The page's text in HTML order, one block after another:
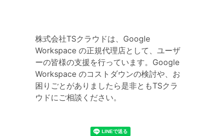
株式会社TSクラウドは、Google
Workspace の正規代理店として、ユーザ
ーの皆様の支援を行っています。Google
Workspace のコストダウンの検討や、お
困りごとがありましたら是非ともTSクラ
ウドにご相談ください。